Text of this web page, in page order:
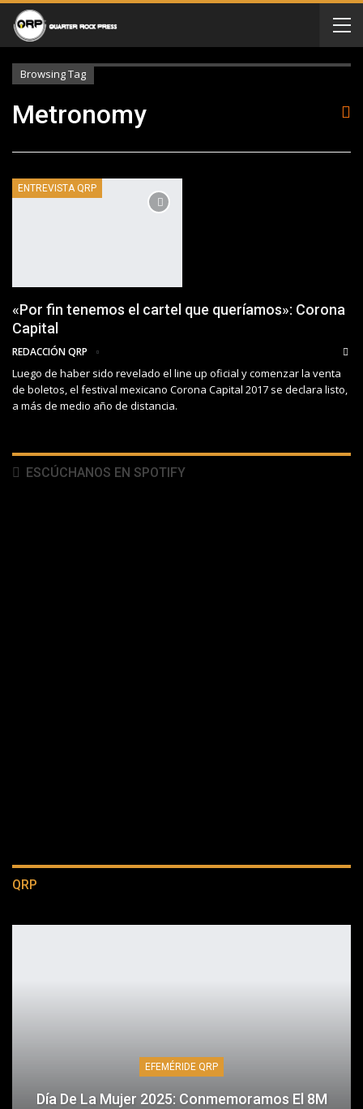
Browsing Tag
Metronomy
ENTREVISTA QRP
«Por fin tenemos el cartel que queríamos»: Corona
Capital
REDACCIÓN QRP
Luego de haber sido revelado el line up oficial y comenzar la venta
de boletos, el festival mexicano Corona Capital 2017 se declara listo,
a más de medio año de distancia.
ESCÚCHANOS EN SPOTIFY
QRP
EFEMÉRIDE QRP
Día De La Mujer 2025: Conmemoramos El 8M